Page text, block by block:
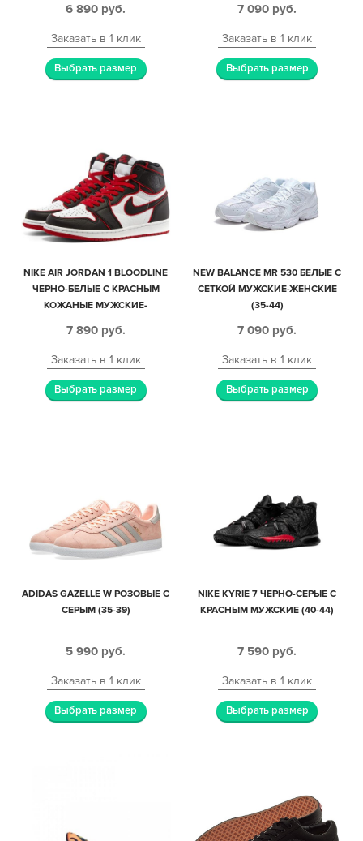
6 890 руб.
Заказать в 1 клик
Выбрать размер
7 090 руб.
Заказать в 1 клик
Выбрать размер
NIKE AIR JORDAN 1 BLOODLINE
ЧЕРНО-БЕЛЫЕ С КРАСНЫМ
КОЖАНЫЕ МУЖСКИЕ-
7 890 руб.
Заказать в 1 клик
Выбрать размер
NEW BALANCE MR 530 БЕЛЫЕ С
СЕТКОЙ МУЖСКИЕ-ЖЕНСКИЕ
(35-44)
7 090 руб.
Заказать в 1 клик
Выбрать размер
ADIDAS GAZELLE W РОЗОВЫЕ С
СЕРЫМ (35-39)
5 990 руб.
Заказать в 1 клик
Выбрать размер
NIKE KYRIE 7 ЧЕРНО-СЕРЫЕ С
КРАСНЫМ МУЖСКИЕ (40-44)
7 590 руб.
Заказать в 1 клик
Выбрать размер